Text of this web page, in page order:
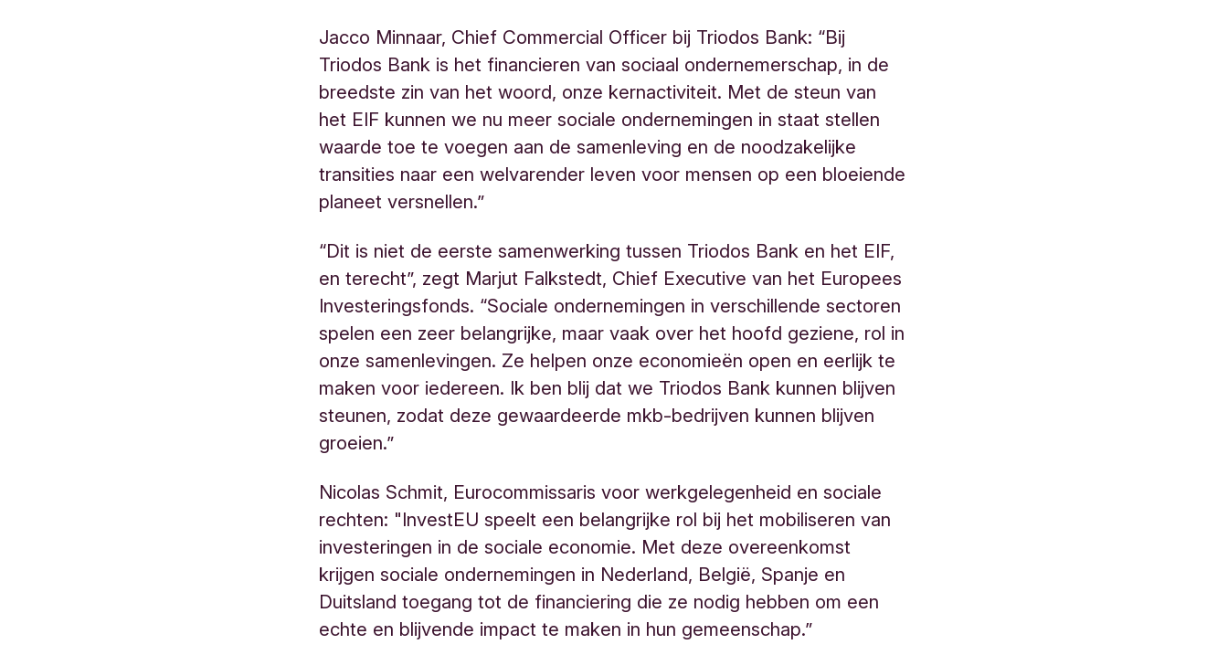
Jacco Minnaar, Chief Commercial Officer bij Triodos Bank: “Bij
Triodos Bank is het financieren van sociaal ondernemerschap, in de
breedste zin van het woord, onze kernactiviteit. Met de steun van
het EIF kunnen we nu meer sociale ondernemingen in staat stellen
waarde toe te voegen aan de samenleving en de noodzakelijke
transities naar een welvarender leven voor mensen op een bloeiende
planeet versnellen.”
“Dit is niet de eerste samenwerking tussen Triodos Bank en het EIF,
en terecht”, zegt Marjut Falkstedt, Chief Executive van het Europees
Investeringsfonds. “Sociale ondernemingen in verschillende sectoren
spelen een zeer belangrijke, maar vaak over het hoofd geziene, rol in
onze samenlevingen. Ze helpen onze economieën open en eerlijk te
maken voor iedereen. Ik ben blij dat we Triodos Bank kunnen blijven
steunen, zodat deze gewaardeerde mkb-bedrijven kunnen blijven
groeien.”
Nicolas Schmit, Eurocommissaris voor werkgelegenheid en sociale
rechten: "InvestEU speelt een belangrijke rol bij het mobiliseren van
investeringen in de sociale economie. Met deze overeenkomst
krijgen sociale ondernemingen in Nederland, België, Spanje en
Duitsland toegang tot de financiering die ze nodig hebben om een ​​
echte en blijvende impact te maken in hun gemeenschap.”